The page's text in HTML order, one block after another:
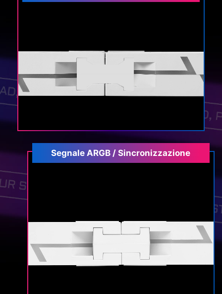
Segnale ARGB / Sincronizzazione